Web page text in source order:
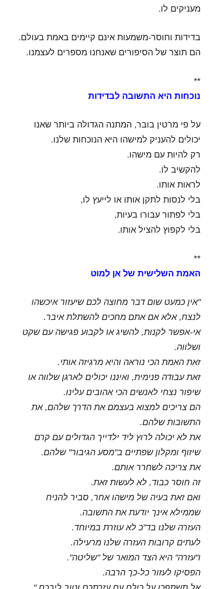
מעניקים לו.
בדידות וחוסר-משמעות אינם קיימים באמת בעולם.
הם תוצר של הסיפורים שאנחנו מספרים לעצמנו.
**
נוכחות היא התשובה לבדידות
על פי מרטין בובר, המתנה הגדולה ביותר שאנו
יכולים להעניק למישהו היא הנוכחות שלנו.
רק להיות עם מישהו.
להקשיב לו.
לראות אותו.
בלי לנסות לתקן אותו או לייעץ לו,
בלי לפתור עבורו בעיות,
בלי לקפוץ להציל אותו.
**
האמת השלישית של אן למוט
"אין כמעט שום דבר מחוצה לכם שיעזור איכשהו
לנצח,אלא אם אתם מחכים להשתלת איבר.
אי-אפשר לקנות, להשיג או לקבוע פגישה עם שקט
ושלווה.
זאת האמת הכי נוראה והיא מרגיזה אותי.
זאת עבודה פנימית, ואיננו יכולים לארגן שלווה או
שיפור נצחי לאנשים הכי אהובים עלינו.
הם צריכים למצוא בעצמם את הדרך שלהם, את
התשובות שלהם.
את לא יכולה לרוץ ליד ילדייך הגדולים עם קרם
שיזוף ומקלון שפתיים ב"מסע הגיבור" שלהם.
את צריכה לשחרר אותם.
זה חוסר כבוד, לא לעשות זאת.
ואם זאת בעיה של מישהו אחר, סביר להניח
שממילא אינך יודעת את התשובה.
העזרה שלנו בד"כ לא עוזרת במיוחד.
לעתים קרובות העזרה שלנו מרעילה.
ו"עזרה" היא הצד המואר של "שליטה".
הפסיקו לעזור כל-כך הרבה.